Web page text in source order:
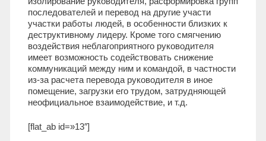
последователей и перевод на другие участи
участки работы людей, в особенности близких к
деструктивному лидеру. Кроме того смягчению
воздействия неблагоприятного руководителя
имеет возможность содействовать снижение
коммуникаций между ним и командой, в частности
из-за расчета перевода руководителя в иное
помещение, загрузки его трудом, затрудняющей
неофициальное взаимодействие, и т.д.
[flat_ab id=»13″]